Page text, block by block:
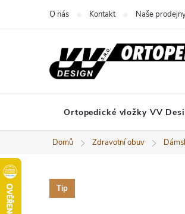
O nás Kontakt Naše
Ortopedické vložky VV
Domů Zdravotní obuv
Tip